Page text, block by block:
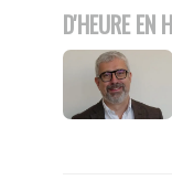
D'HEURE EN